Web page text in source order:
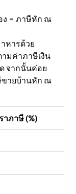
ง = ภาษีหัก ณ
หารด้วย
มค่าภาษีเงิน
จากนั้นค่อย
ขายบ้านหัก ณ
าภาษี (%)